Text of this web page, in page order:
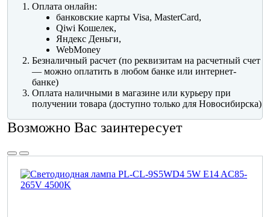
Оплата онлайн:
банковские карты Visa, MasterCard,
Qiwi Кошелек,
Яндекс Деньги,
WebMoney
Безналичный расчет (по реквизитам на расчетный счет
— можно оплатить в любом банке или интернет-
банке)
Оплата наличными в магазине или курьеру при
получении товара (доступно только для Новосибирска)
Возможно Вас заинтересует